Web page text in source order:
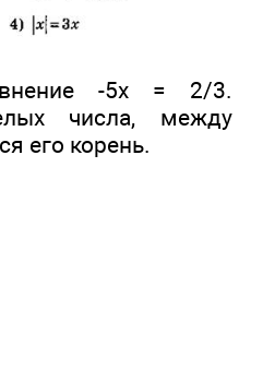
-5х = 2/3.
числа, между
его корень.